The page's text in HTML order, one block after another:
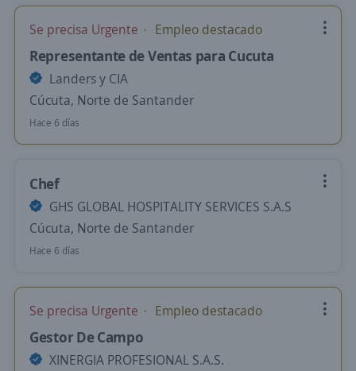
Se precisa Urgente Empleo destacado
Representante de Ventas para Cucuta
Landers y CIA
Cúcuta, Norte de Santander
Hace 6 días
Chef
GHS GLOBAL HOSPITALITY SERVICES S.A.S
Cúcuta, Norte de Santander
Hace 6 días
Se precisa Urgente Empleo destacado
Gestor De Campo
XINERGIA PROFESIONAL S.A.S.